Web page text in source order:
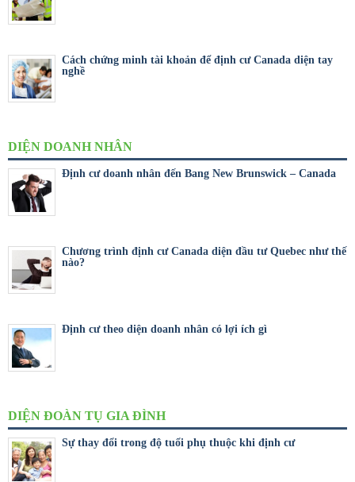
Cách chứng minh tài khoản để định cư Canada diện tay
nghề
DIỆN DOANH NHÂN
Định cư doanh nhân đến Bang New Brunswick – Canada
Chương trình định cư Canada diện đầu tư Quebec như thế
nào?
Định cư theo diện doanh nhân có lợi ích gì
DIỆN ĐOÀN TỤ GIA ĐÌNH
Sự thay đổi trong độ tuổi phụ thuộc khi định cư